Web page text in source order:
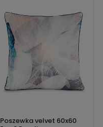
Poszewka velvet 60x60